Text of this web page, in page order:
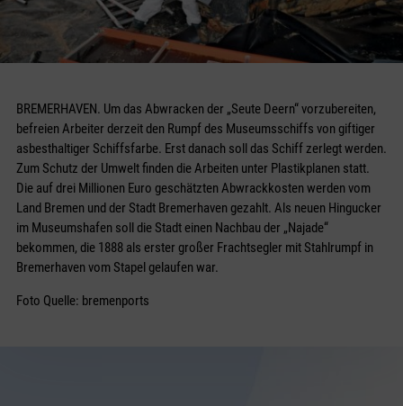
BREMERHAVEN. Um das Abwracken der „Seute Deern“ vorzubereiten,
befreien Arbeiter derzeit den Rumpf des Museumsschiffs von giftiger
asbesthaltiger Schiffsfarbe. Erst danach soll das Schiff zerlegt werden.
Zum Schutz der Umwelt finden die Arbeiten unter Plastikplanen statt.
Die auf drei Millionen Euro geschätzten Abwrackkosten werden vom
Land Bremen und der Stadt Bremerhaven gezahlt. Als neuen Hingucker
im Museumshafen soll die Stadt einen Nachbau der „Najade“
bekommen, die 1888 als erster großer Frachtsegler mit Stahlrumpf in
Bremerhaven vom Stapel gelaufen war.
Foto Quelle: bremenports